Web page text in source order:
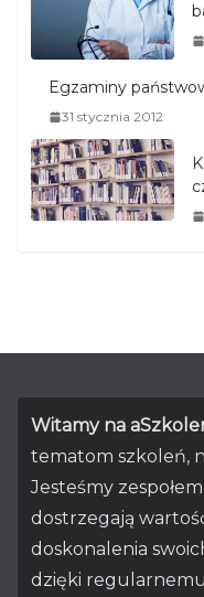
Egzaminy
31 stycznia 2012
Witamy na
tematom szkoleń,
Jesteśmy
dostrzegają
doskonalenia
dzięki